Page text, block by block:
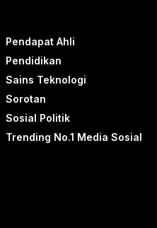
Pendapat Ahli
Pendidikan
Sains Teknologi
Sorotan
Sosial Politik
Trending No.1 Media Sosial